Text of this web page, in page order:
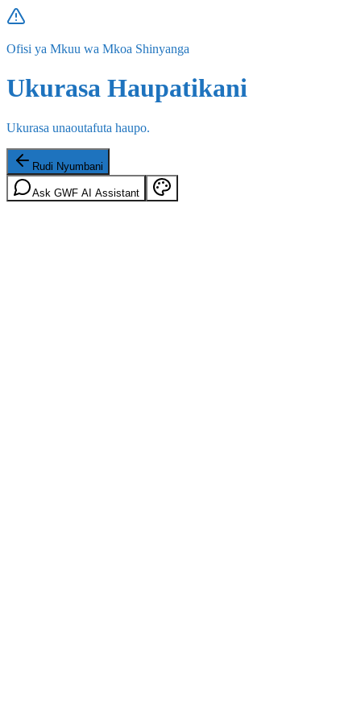
Ofisi ya Mkuu wa Mkoa Shinyanga
Ukurasa Haupatikani
Ukurasa unaoutafuta haupo.
Rudi Nyumbani
Ask GWF AI Assistant